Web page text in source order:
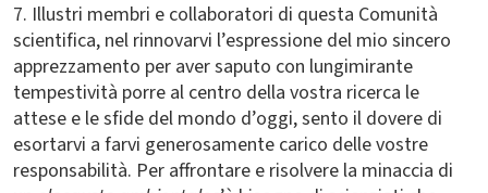
7. Illustri membri e collaboratori di questa Comunità
scientifica, nel rinnovarvi l’espressione del mio sincero
apprezzamento per aver saputo con lungimirante
tempestività porre al centro della vostra ricerca le
attese e le sfide del mondo d’oggi, sento il dovere di
esortarvi a farvi generosamente carico delle vostre
responsabilità. Per affrontare e risolvere la minaccia di